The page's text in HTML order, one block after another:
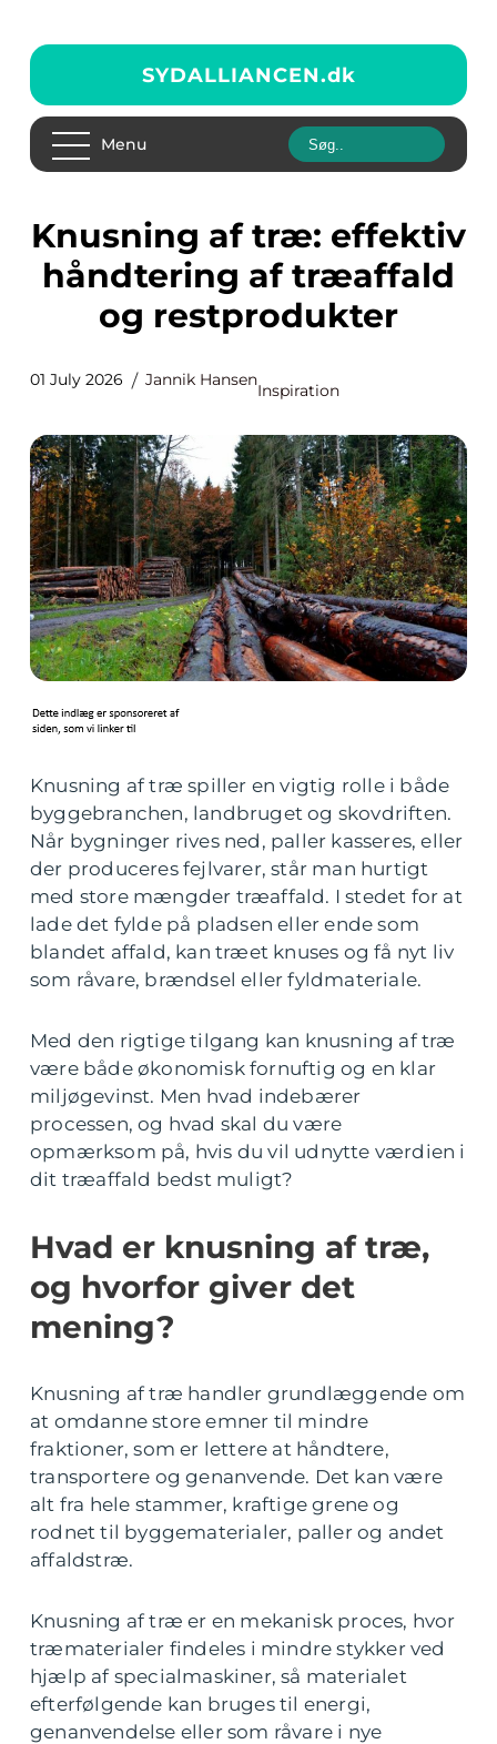
SYDALLIANCEN.dk
Menu
Knusning af træ: effektiv
håndtering af træaffald
og restprodukter
01 July 2026 Jannik Hansen
Inspiration
Knusning af træ spiller en vigtig rolle i både
byggebranchen, landbruget og skovdriften.
Når bygninger rives ned, paller kasseres, eller
der produceres fejlvarer, står man hurtigt
med store mængder træaffald. I stedet for at
lade det fylde på pladsen eller ende som
blandet affald, kan træet knuses og få nyt liv
som råvare, brændsel eller fyldmateriale.
Med den rigtige tilgang kan knusning af træ
være både økonomisk fornuftig og en klar
miljøgevinst. Men hvad indebærer
processen, og hvad skal du være
opmærksom på, hvis du vil udnytte værdien i
dit træaffald bedst muligt?
Hvad er knusning af træ,
og hvorfor giver det
mening?
Knusning af træ handler grundlæggende om
at omdanne store emner til mindre
fraktioner, som er lettere at håndtere,
transportere og genanvende. Det kan være
alt fra hele stammer, kraftige grene og
rodnet til byggematerialer, paller og andet
affaldstræ.
Knusning af træ er en mekanisk proces, hvor
træmaterialer findeles i mindre stykker ved
hjælp af specialmaskiner, så materialet
efterfølgende kan bruges til energi,
genanvendelse eller som råvare i nye